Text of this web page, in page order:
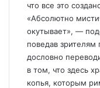
что все это
«Абсолютно
окутывает», —
поведав зрителям
дословно
в том, что здесь
копья, которым